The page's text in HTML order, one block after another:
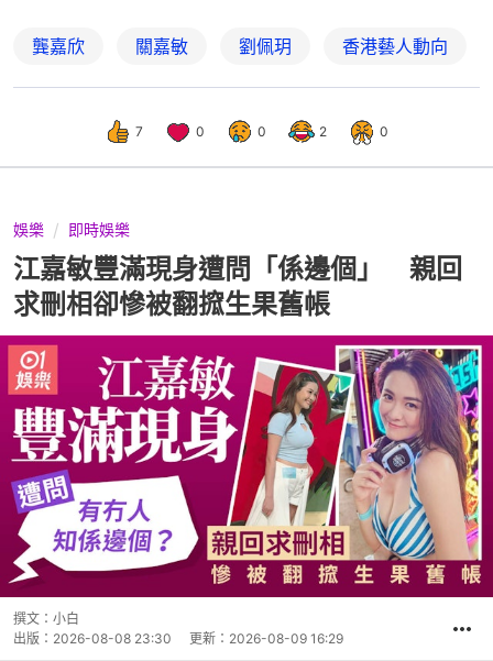
龔嘉欣 關嘉敏 劉佩玥 香港藝人動向
7 0 0 2 0
娛樂 即時娛樂
江嘉敏豐滿現身遭問「係邊個」 親回
求刪相卻慘被翻搲生果舊帳
撰文： 小白
出版： 2026-08-08 23:30 更新： 2026-08-09 16:29